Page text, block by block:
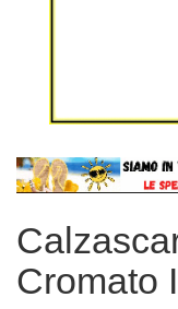
Vai
all'inizio
galleria
di
immagini
Cromato